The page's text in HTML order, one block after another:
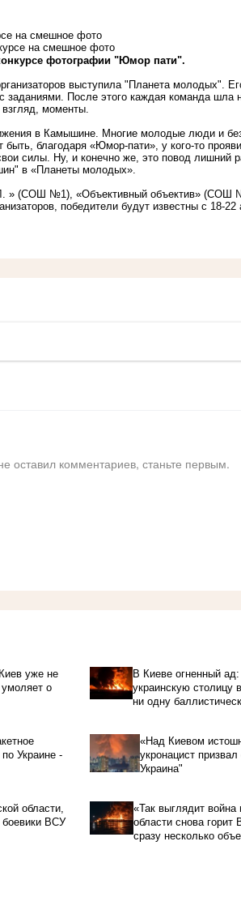
на смешное фото
фотографии "Юмор пати".
выступила "Планета молодых".
После этого каждая команда шла
моменты.
в Камышине. Многие молодые люди и
благодаря «Юмор-пати», у кого-то
силы. Ну, и конечно же, это повод лишний
в «Планеты молодых».
» (СОШ №1), «Объективный объектив» (СОШ
победители будут известны с 18-22
оставил комментариев, станьте первым.
уже не
умоляет о
В Киеве огненный
украинскую столицу
ни одну
Украине -
«Над Киевом
укронацист
Украина"
области,
боевики ВСУ
«Так выглядит
области снова горит
сразу несколько